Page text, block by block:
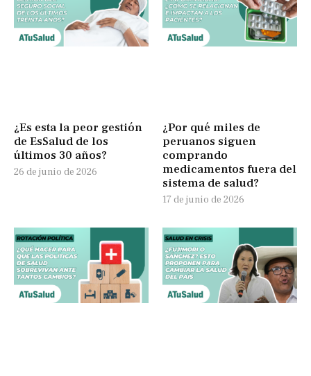
¿Es esta la peor gestión
de EsSalud de los
últimos 30 años?
26 de junio de 2026
¿Por qué miles de
peruanos siguen
comprando
medicamentos fuera del
sistema de salud?
17 de junio de 2026